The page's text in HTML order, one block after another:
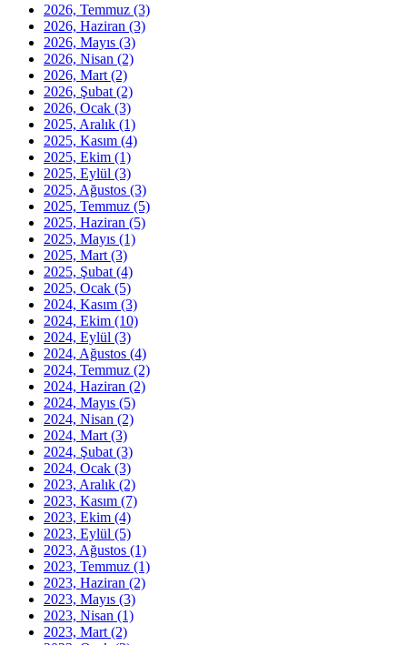
2026, Temmuz (3)
2026, Haziran (3)
2026, Mayıs (3)
2026, Nisan (2)
2026, Mart (2)
2026, Şubat (2)
2026, Ocak (3)
2025, Aralık (1)
2025, Kasım (4)
2025, Ekim (1)
2025, Eylül (3)
2025, Ağustos (3)
2025, Temmuz (5)
2025, Haziran (5)
2025, Mayıs (1)
2025, Mart (3)
2025, Şubat (4)
2025, Ocak (5)
2024, Kasım (3)
2024, Ekim (10)
2024, Eylül (3)
2024, Ağustos (4)
2024, Temmuz (2)
2024, Haziran (2)
2024, Mayıs (5)
2024, Nisan (2)
2024, Mart (3)
2024, Şubat (3)
2024, Ocak (3)
2023, Aralık (2)
2023, Kasım (7)
2023, Ekim (4)
2023, Eylül (5)
2023, Ağustos (1)
2023, Temmuz (1)
2023, Haziran (2)
2023, Mayıs (3)
2023, Nisan (1)
2023, Mart (2)